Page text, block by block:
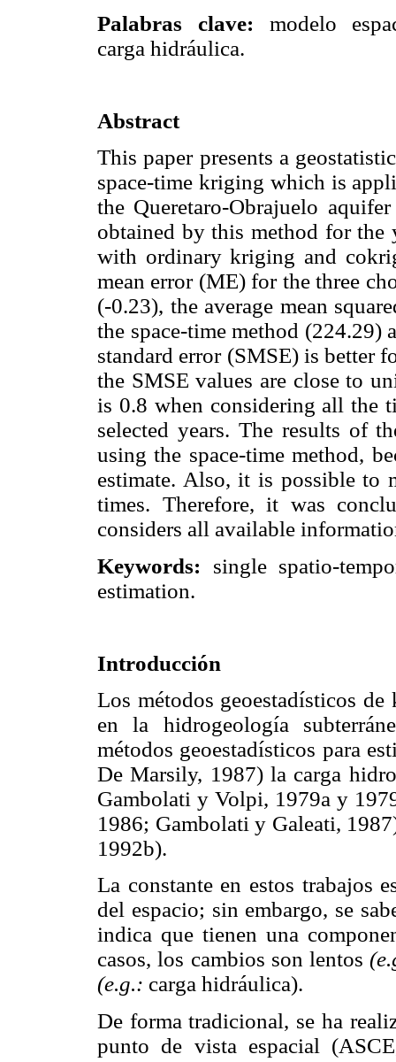
Palabras clave: modelo
carga hidráulica.
Abstract
This paper presents a
space-time kriging which is
the Queretaro-Obrajuelo
obtained by this method for the
with ordinary kriging and
mean error (ME) for the three
(-0.23), the average mean
the space-time method (224.29)
standard error (SMSE) is better
the SMSE values are close to
is 0.8 when considering all the
selected years. The results of
using the space-time method,
estimate. Also, it is possible to
times. Therefore, it was
considers all available
Keywords: single spatio-
estimation.
Introducción
Los métodos geoestadísticos
en la hidrogeología
métodos geoestadísticos para
De Marsily, 1987) la carga
Gambolati y Volpi, 1979a y
1986; Gambolati y Galeati,
1992b).
La constante en estos trabajos
del espacio; sin embargo, se
indica que tienen una
casos, los cambios son lentos
(e.g.: carga hidráulica).
De forma tradicional, se ha
punto de vista espacial